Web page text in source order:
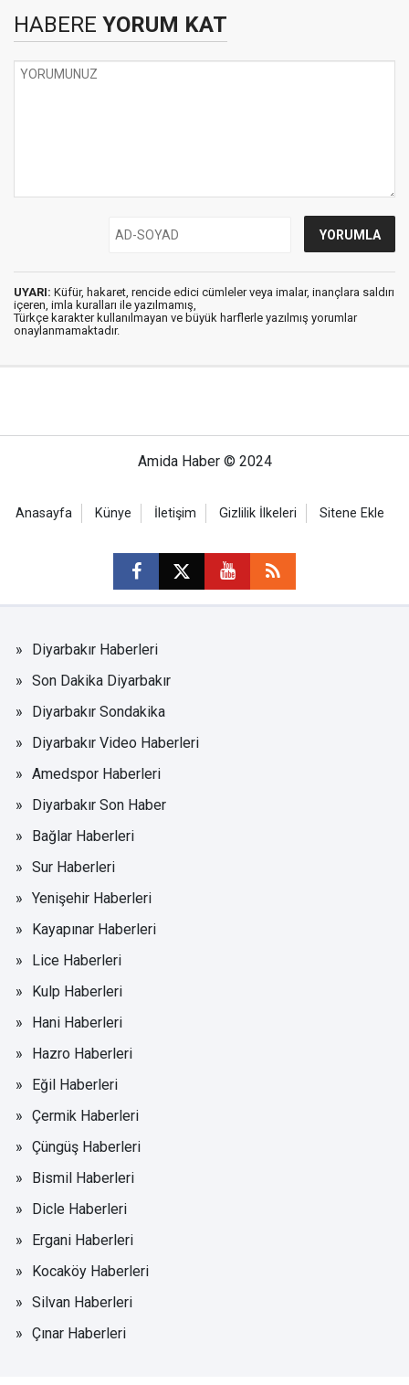
HABERE YORUM KAT
UYARI: Küfür, hakaret, rencide edici cümleler veya imalar, inançlara saldırı
içeren, imla kuralları ile yazılmamış,
Türkçe karakter kullanılmayan ve büyük harflerle yazılmış yorumlar
onaylanmamaktadır.
Amida Haber © 2024
Anasayfa Künye İletişim Gizlilik İlkeleri Sitene Ekle
Diyarbakır Haberleri
Son Dakika Diyarbakır
Diyarbakır Sondakika
Diyarbakır Video Haberleri
Amedspor Haberleri
Diyarbakır Son Haber
Bağlar Haberleri
Sur Haberleri
Yenişehir Haberleri
Kayapınar Haberleri
Lice Haberleri
Kulp Haberleri
Hani Haberleri
Hazro Haberleri
Eğil Haberleri
Çermik Haberleri
Çüngüş Haberleri
Bismil Haberleri
Dicle Haberleri
Ergani Haberleri
Kocaköy Haberleri
Silvan Haberleri
Çınar Haberleri